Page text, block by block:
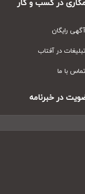
در کسب و کار
رایگان
در آفتاب
با ما
در خبرنامه